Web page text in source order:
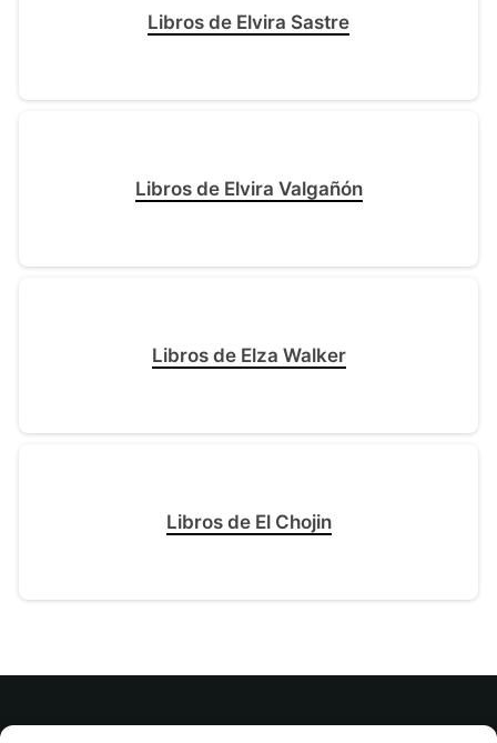
Libros de Elvira Sastre
Libros de Elvira Valgañón
Libros de Elza Walker
Libros de El Chojin